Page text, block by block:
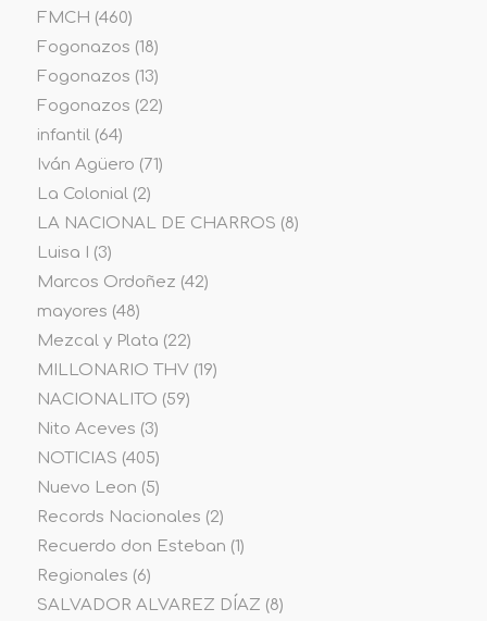
FMCH (460)
Fogonazos (18)
Fogonazos (13)
Fogonazos (22)
infantil(64)
Iván Agüero (71)
La Colonial(2)
LA NACIONAL DE CHARROS (8)
Luisa I (3)
Marcos Ordoñez (42)
mayores (48)
Mezcal y Plata (22)
MILLONARIO THV (19)
NACIONALITO (59)
Nito Aceves (3)
NOTICIAS (405)
Nuevo Leon (5)
Records Nacionales (2)
Recuerdo don Esteban (1)
Regionales (6)
SALVADOR ALVAREZ DÍAZ (8)